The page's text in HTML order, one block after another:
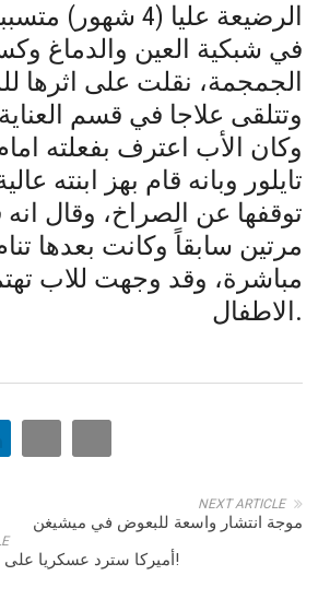
الرضيعة عليا (4
في شبكية العين والدماغ
الجمجمة، نقلت على اثرها
وتتلقى علاجا في قسم
وكان الأب اعترف بفعلته
تايلور وبانه قام بهز ابنته
توقفها عن الصراخ، وقال
مرتين سابقاً وكانت بعدها
مباشرة، وقد وجهت للاب
الاطفال.
NEXT ARTICLE
موجة انتشار واسعة للبعوض في ميشيغن
أميركا سترد عسكريا على الهجمات الإلكترونية!